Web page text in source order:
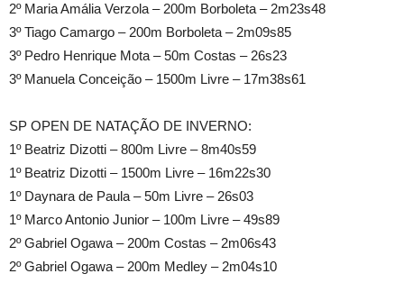
2º Maria Amália Verzola – 200m Borboleta – 2m23s48
3º Tiago Camargo – 200m Borboleta – 2m09s85
3º Pedro Henrique Mota – 50m Costas – 26s23
3º Manuela Conceição – 1500m Livre – 17m38s61
SP OPEN DE NATAÇÃO DE INVERNO:
1º Beatriz Dizotti – 800m Livre – 8m40s59
1º Beatriz Dizotti – 1500m Livre – 16m22s30
1º Daynara de Paula – 50m Livre – 26s03
1º Marco Antonio Junior – 100m Livre – 49s89
2º Gabriel Ogawa – 200m Costas – 2m06s43
2º Gabriel Ogawa – 200m Medley – 2m04s10